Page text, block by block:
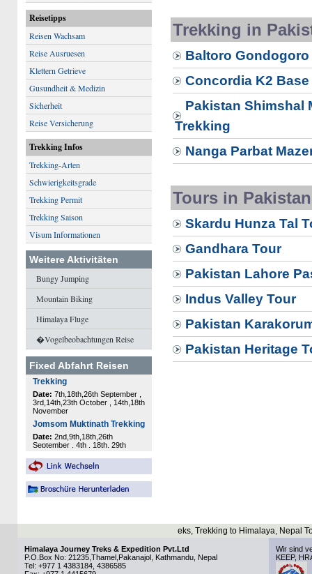
Trekking in
Baltoro
Concordia K2
Pakistan Shimshal
Trekking
Nanga Parbat
Tours in Pakistan
Skardu Hunza Tal
Gandhara Tour
Pakistan Lahore
Indus Valley Tour
Pakistan
Pakistan Heritage
Reisetipps
Reisen Wachsam
Reise Ausruesen
Klettern Getrieve
Gusundheit & Medizin
Sicherheit
Reise Versicherung
Trekking Infos
Trekking-Arten
Schwierigkeitsgrade
Trekking Permit
Trekking Saison
Visum Informationen
Weitere Aktivitäten
Bungy Jumping
Mountain Biking
Himalaya Fluge
�Vogelbeobachtungen Reise
Fixed Abfahrt Reisen
s, Trekking to Himalaya, Nepal
Himalaya Journey Treks & Expedition Pvt.Ltd
P.O.Box No: 21235,Thamel,Pakanajol, Kathmandu, Nepal
Tel: +977 1 4383184, 4386585
Wir sind
KEEP,